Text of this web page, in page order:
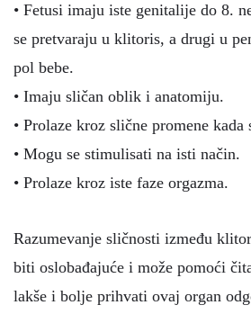
• Fetusi imaju iste genitalije do 8.
se pretvaraju u klitoris, a drugi u
pol bebe.
• Imaju sličan oblik i anatomiju.
• Prolaze kroz slične promene kada
• Mogu se stimulisati na isti način.
• Prolaze kroz iste faze orgazma.
Razumevanje sličnosti između
biti oslobađajuće i može pomoći
lakše i bolje prihvati ovaj organ